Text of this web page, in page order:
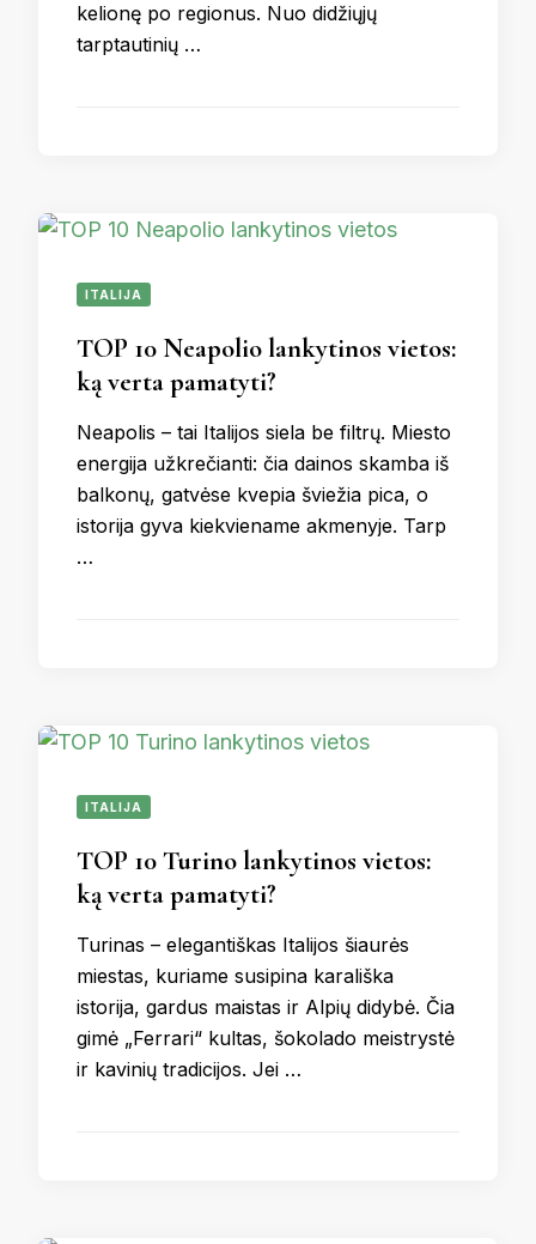
kelionę po regionus. Nuo didžiųjų
tarptautinių …
ITALIJA
TOP 10 Neapolio lankytinos vietos:
ką verta pamatyti?
Neapolis – tai Italijos siela be filtrų. Miesto
energija užkrečianti: čia dainos skamba iš
balkonų, gatvėse kvepia šviežia pica, o
istorija gyva kiekviename akmenyje. Tarp
…
ITALIJA
TOP 10 Turino lankytinos vietos:
ką verta pamatyti?
Turinas – elegantiškas Italijos šiaurės
miestas, kuriame susipina karališka
istorija, gardus maistas ir Alpių didybė. Čia
gimė „Ferrari“ kultas, šokolado meistrystė
ir kavinių tradicijos. Jei …